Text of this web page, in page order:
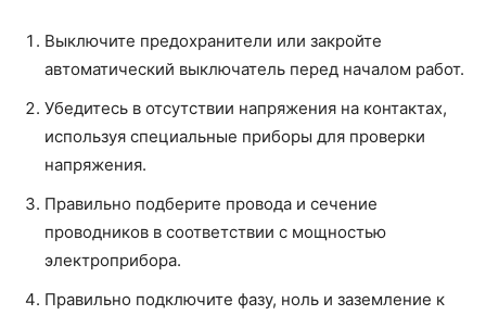
Выключите предохранители или закройте
автоматический выключатель перед началом работ.
Убедитесь в отсутствии напряжения на контактах,
используя специальные приборы для проверки
напряжения.
Правильно подберите провода и сечение
проводников в соответствии с мощностью
электроприбора.
Правильно подключите фазу, ноль и заземление к